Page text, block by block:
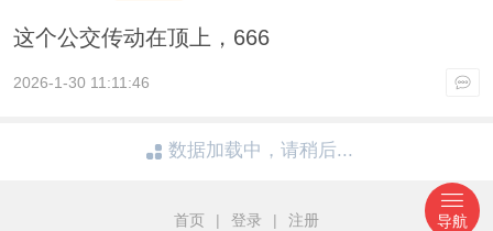
这个公交传动在顶上，666
2026-1-30 11:11:46
数据加载中，请稍后...
首页 | 登录 | 注册 导航